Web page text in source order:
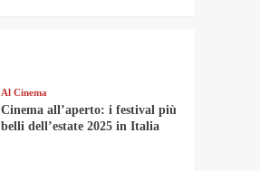
Al Cinema
Cinema all’aperto: i festival più
belli dell’estate 2025 in Italia